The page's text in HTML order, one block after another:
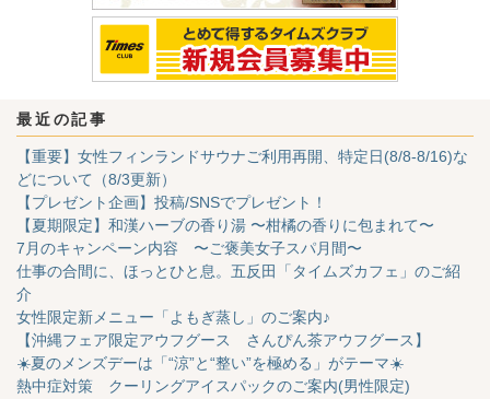
最近の記事
【重要】女性フィンランドサウナご利用再開、特定日(8/8-8/16)な
どについて（8/3更新）
【プレゼント企画】投稿/SNSでプレゼント！
【夏期限定】和漢ハーブの香り湯 〜柑橘の香りに包まれて〜
7月のキャンペーン内容 〜ご褒美女子スパ月間〜
仕事の合間に、ほっとひと息。五反田「タイムズカフェ」のご紹
介
女性限定新メニュー「よもぎ蒸し」のご案内♪
【沖縄フェア限定アウフグース さんぴん茶アウフグース】
☀️夏のメンズデーは「“涼”と“整い”を極める」がテーマ☀️
熱中症対策 クーリングアイスパックのご案内(男性限定)